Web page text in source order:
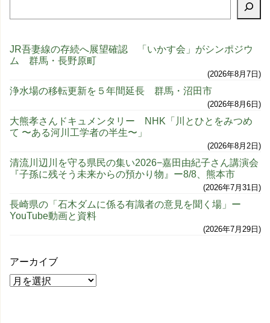
JR吾妻線の存続へ展望確認 「いかす会」がシンポジウ
ム 群馬・長野原町
2026年8月7日
浄水場の移転更新を５年間延長 群馬・沼田市
2026年8月6日
大熊孝さんドキュメンタリー NHK「川とひとをみつめ
て 〜ある河川工学者の半生〜」
2026年8月2日
清流川辺川を守る県民の集い2026−嘉田由紀子さん講演会
『子孫に残そう未来からの預かり物』ー8/8、熊本市
2026年7月31日
長崎県の「石木ダムに係る有識者の意見を聞く場」ー
YouTube動画と資料
2026年7月29日
アーカイブ